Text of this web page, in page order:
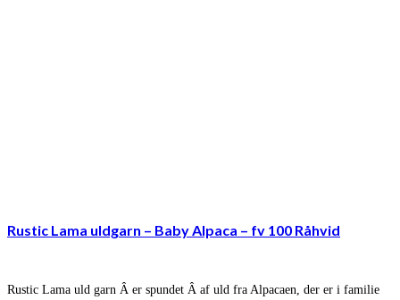
Rustic Lama uldgarn – Baby Alpaca – fv 100 Råhvid
Rustic Lama uld garn Â er spundet Â af uld fra Alpacaen, der er i familie